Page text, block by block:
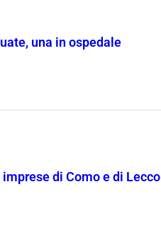
una in ospedale
di Como e di Lecco